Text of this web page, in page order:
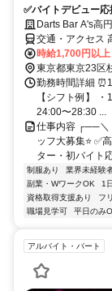
✅バイトデビュー
Darts Bar A's高
交通・アクセス
時給1,700円以上
東京都東京23区
勤務時間詳細
【シフト例】
24:00〜28:30 ...
仕事内容 ┌──＼
ッフ大募集⭐ ✅
ター・初バイト
制服あり 業界未経験
副業・WワークOK
1
資格取得支援あり
フ
職場見学可
平日のみ
アルバイト・パート